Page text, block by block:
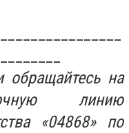
обращайтесь на
линию
«04868» по